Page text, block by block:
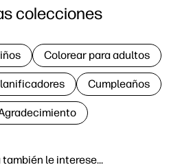
también le interese…
colecciones
Colorear para adultos
Cumpleaños